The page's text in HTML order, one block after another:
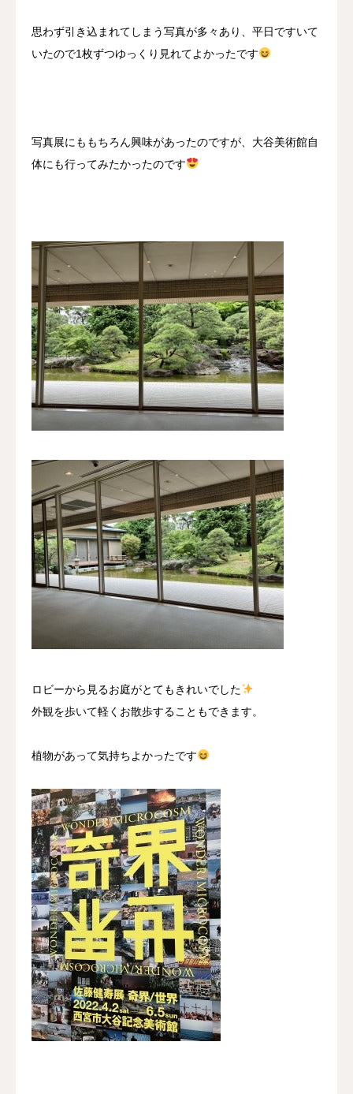
思わず引き込まれてしまう写真が多々あり、平日ですいて
いたので1枚ずつゆっくり見れてよかったです
写真展にももちろん興味があったのですが、大谷美術館自
体にも行ってみたかったのです
ロビーから見るお庭がとてもきれいでした
外観を歩いて軽くお散歩することもできます。
植物があって気持ちよかったです